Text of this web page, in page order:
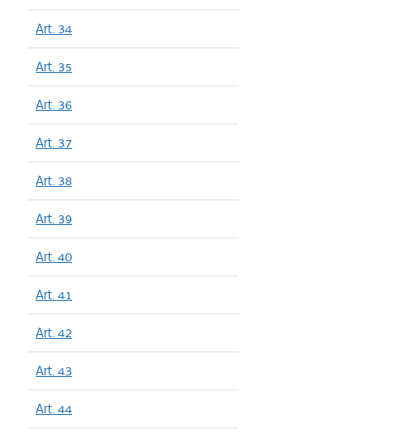
Art. 34
Art. 35
Art. 36
Art. 37
Art. 38
Art. 39
Art. 40
Art. 41
Art. 42
Art. 43
Art. 44